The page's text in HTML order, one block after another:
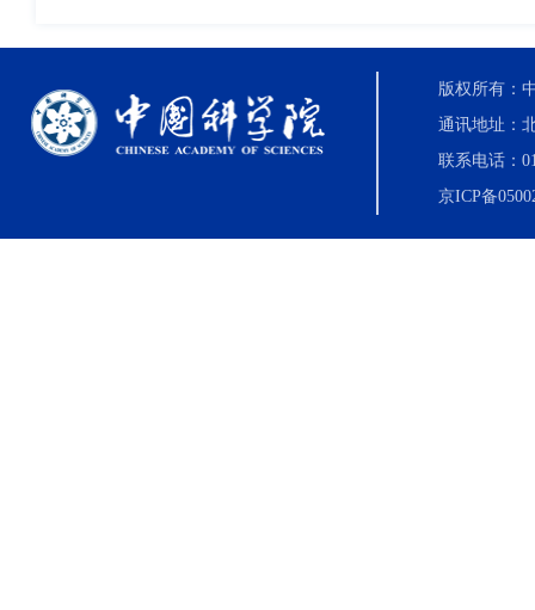
版权所有：
通讯地址：
联系电话：
京ICP备